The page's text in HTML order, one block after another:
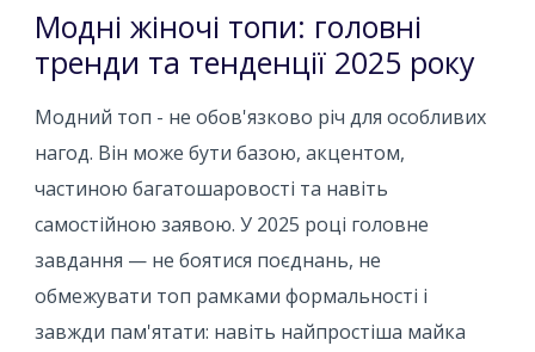
Модні жіночі топи: головні
тренди та тенденції 2025 року
Модний топ - не обов'язково річ для особливих
нагод. Він може бути базою, акцентом,
частиною багатошаровості та навіть
самостійною заявою. У 2025 році головне
завдання — не боятися поєднань, не
обмежувати топ рамками формальності і
завжди пам'ятати: навіть найпростіша майка